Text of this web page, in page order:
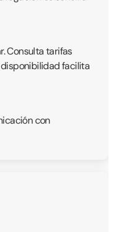
Consulta tarifas
facilita
con